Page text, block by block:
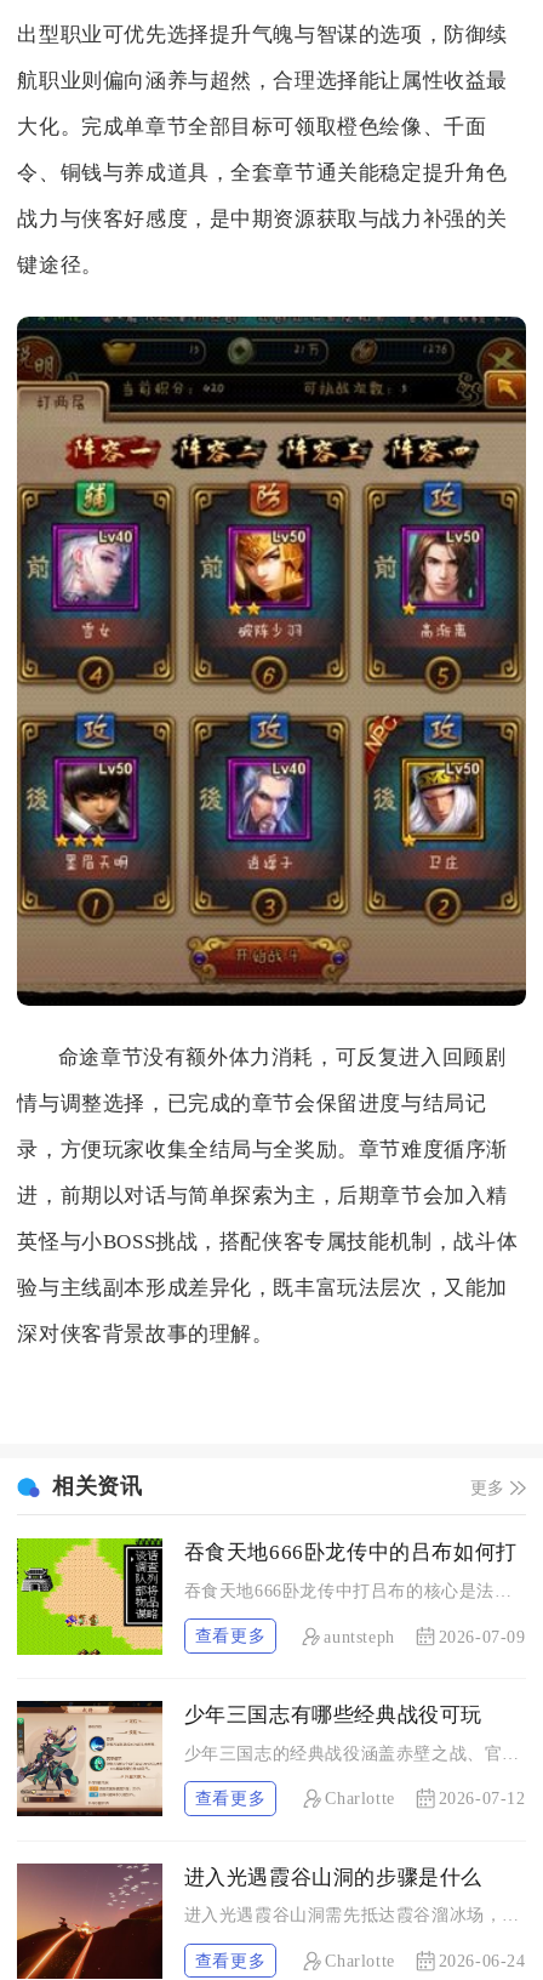
出型职业可优先选择提升气魄与智谋的选项，防御续
航职业则偏向涵养与超然，合理选择能让属性收益最
大化。完成单章节全部目标可领取橙色绘像、千面
令、铜钱与养成道具，全套章节通关能稳定提升角色
战力与侠客好感度，是中期资源获取与战力补强的关
键途径。
命途章节没有额外体力消耗，可反复进入回顾剧
情与调整选择，已完成的章节会保留进度与结局记
录，方便玩家收集全结局与全奖励。章节难度循序渐
进，前期以对话与简单探索为主，后期章节会加入精
英怪与小BOSS挑战，搭配侠客专属技能机制，战斗体
验与主线副本形成差异化，既丰富玩法层次，又能加
深对侠客背景故事的理解。
相关资讯 更多
吞食天地666卧龙传中的吕布如何打
查看更多 auntsteph 2026-07-09
少年三国志有哪些经典战役可玩
查看更多 Charlotte 2026-07-12
进入光遇霞谷山洞的步骤是什么
进入光遇霞谷山洞需先抵达霞谷溜冰场，再按目标选择左侧音乐先祖...
查看更多 Charlotte 2026-06-24